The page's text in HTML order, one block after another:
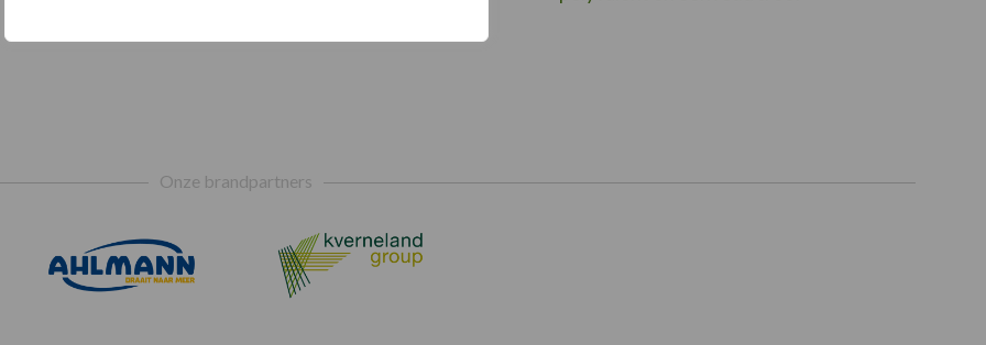
Onze brandpartners